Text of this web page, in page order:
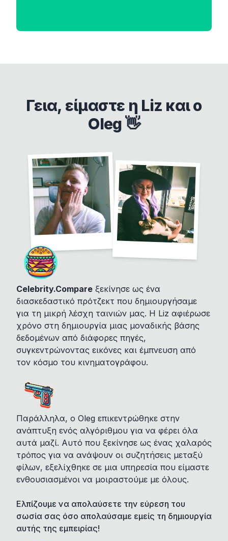
Γεια, είμαστε η Liz και ο
Oleg 👋
Celebrity.Compare ξεκίνησε ως ένα
διασκεδαστικό πρότζεκτ που δημιουργήσαμε
για τη μικρή λέσχη ταινιών μας. Η Liz αφιέρωσε
χρόνο στη δημιουργία μιας μοναδικής βάσης
δεδομένων από διάφορες πηγές,
συγκεντρώνοντας εικόνες και έμπνευση από
τον κόσμο του κινηματογράφου.
Παράλληλα, ο Oleg επικεντρώθηκε στην
ανάπτυξη ενός αλγόριθμου για να φέρει όλα
αυτά μαζί. Αυτό που ξεκίνησε ως ένας χαλαρός
τρόπος για να ανάψουν οι συζητήσεις μεταξύ
φίλων, εξελίχθηκε σε μια υπηρεσία που είμαστε
ενθουσιασμένοι να μοιραστούμε με όλους.
Ελπίζουμε να απολαύσετε την εύρεση του
σωσία σας όσο απολαύσαμε εμείς τη δημιουργία
αυτής της εμπειρίας!